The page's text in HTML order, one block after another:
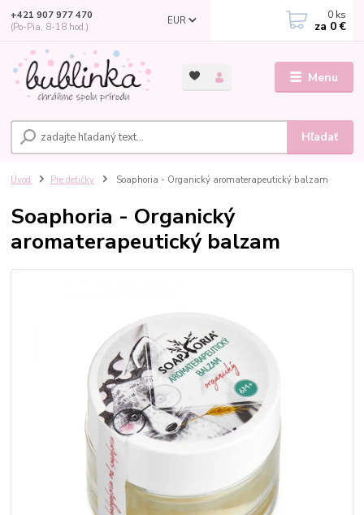
Menu
EUR
Hľadať
+421 907 977 470
(Po-Pia, 8-18 hod.)
0 ks
za 0 €
Úvod Pre detičky Soaphoria - Organický aromaterapeutický balzam
Soaphoria - Organický
aromaterapeutický balzam